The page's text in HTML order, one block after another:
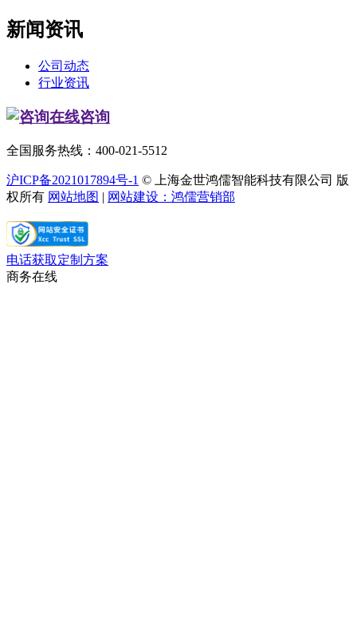
新闻资讯
公司动态
行业资讯
在线咨询
全国服务热线：400-021-5512
沪ICP备2021017894号-1 © 上海金世鸿儒智能科技有限公司 版
权所有 网站地图 | 网站建设：鸿儒营销部
电话获取定制方案
商务在线